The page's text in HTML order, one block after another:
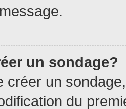
un sondage?
créer un
du